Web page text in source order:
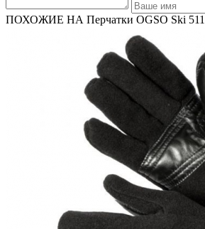
ПОХОЖИЕ НА Перчатки OGSO Ski